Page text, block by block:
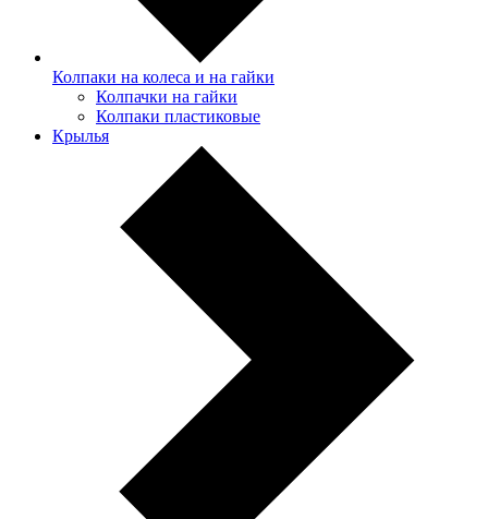
Колпаки на колеса и на гайки
Колпачки на гайки
Колпаки пластиковые
Крылья